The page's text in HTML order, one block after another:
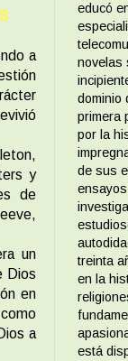
a
y
de
un
Dios
en
a
educó
novelas
dominio
primera
por la
de sus
treinta
en la
está